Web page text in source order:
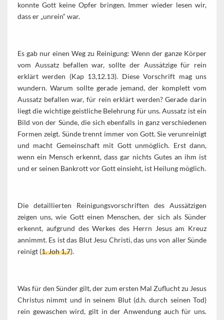
konnte Gott keine Opfer bringen. Immer wieder lesen wir,
dass er „unrein“ war.
Es gab nur einen Weg zu Reinigung: Wenn der ganze Körper
vom Aussatz befallen war, sollte der Aussätzige für rein
erklärt werden (Kap 13,12.13). Diese Vorschrift mag uns
wundern. Warum sollte gerade jemand, der komplett vom
Aussatz befallen war, für rein erklärt werden? Gerade darin
liegt die wichtige geistliche Belehrung für uns. Aussatz ist ein
Bild von der Sünde, die sich ebenfalls in ganz verschiedenen
Formen zeigt. Sünde trennt immer von Gott. Sie verunreinigt
und macht Gemeinschaft mit Gott unmöglich. Erst dann,
wenn ein Mensch erkennt, dass gar nichts Gutes an ihm ist
und er seinen Bankrott vor Gott einsieht, ist Heilung möglich.
Die detaillierten Reinigungsvorschriften des Aussätzigen
zeigen uns, wie Gott einen Menschen, der sich als Sünder
erkennt, aufgrund des Werkes des Herrn Jesus am Kreuz
annimmt. Es ist das Blut Jesu Christi, das uns von aller Sünde
reinigt (1. Joh 1,7).
Was für den Sünder gilt, der zum ersten Mal Zuflucht zu Jesus
Christus nimmt und in seinem Blut (d.h. durch seinen Tod)
rein gewaschen wird, gilt in der Anwendung auch für uns.